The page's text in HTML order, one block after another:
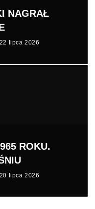
NAGRAŁ
22 lipca 2026
ROKU.
20 lipca 2026